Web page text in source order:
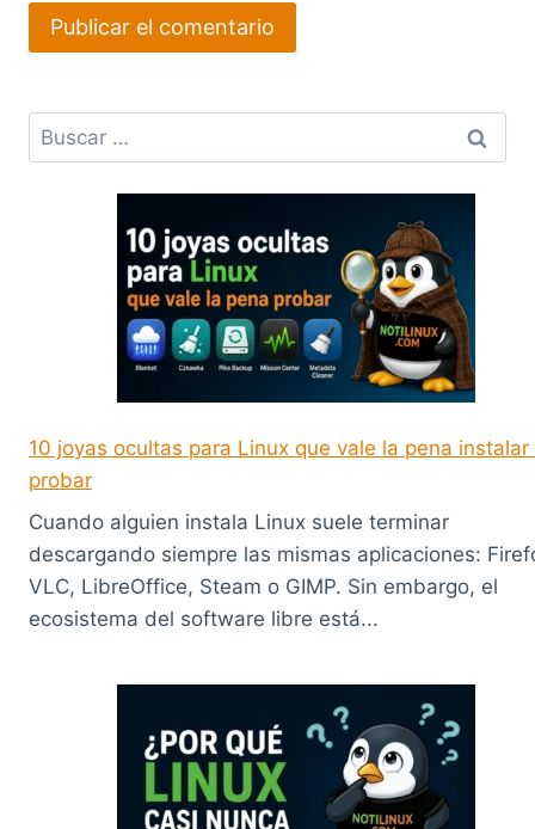
Buscar:
10 joyas ocultas para Linux que vale la pena instalar
probar
Cuando alguien instala Linux suele terminar
descargando siempre las mismas aplicaciones:
VLC, LibreOffice, Steam o GIMP. Sin embargo, el
ecosistema del software libre está...